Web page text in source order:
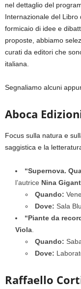
nel dettaglio del
Internazionale del Libro
formicaio di idee e
proposte, abbiamo
curati da editori che
italiana.
Segnaliamo alcuni
Aboca
Focus sulla natura e
saggistica e la
“Supernova.
l’autrice Nina
Quando:
Dove: Sala Blu.
“Piante da
Viola
Quando:
Dove:
Raffaello